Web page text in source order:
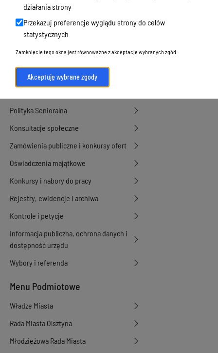
Urbanistyka, architektura i zabytki
Geodezja, sprzedaż, dzierżawa
nieruchomości
Środowisko
Strategie, programy, plany
Polityka Senioralna
Konsultacje społeczne
Zamówienia publiczne i konkursy ofert
Oświadczenia majątkowe
Konkursy i nabory do pracy
Rejestry, ewidencje i archiwa
Kontrole i petycje
Informacja publiczna, ochrona danych i
dostępność urzędu
Wybory i referenda
Menu Podmiotowe
Władze Miasta
Rada Miasta Olsztyna
Młodzieżowa Rada Miasta
działania strony
Przekazuj preferencje wyglądu strony do celów
statystycznych
Zamknięcie tego okna jest równoważne z akceptację wybranych zgód.
Akceptuję wybrane zgody